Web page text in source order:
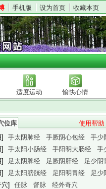
手机版 设为首页 收藏本页
适度运动
愉快心情
位库
使用帮助
手太阴肺经 手厥阴心包经
手少
手太阳小肠经 手阳明大肠经
手
足太阴脾经 足厥阴肝经
足少阴
足太阳膀胱经 足阳明胃经
足少
]
任脉 督脉 经外奇穴